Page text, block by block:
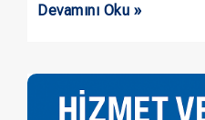
Devamını Oku »